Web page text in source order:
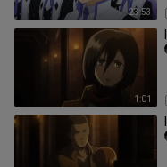
23:53
1:01